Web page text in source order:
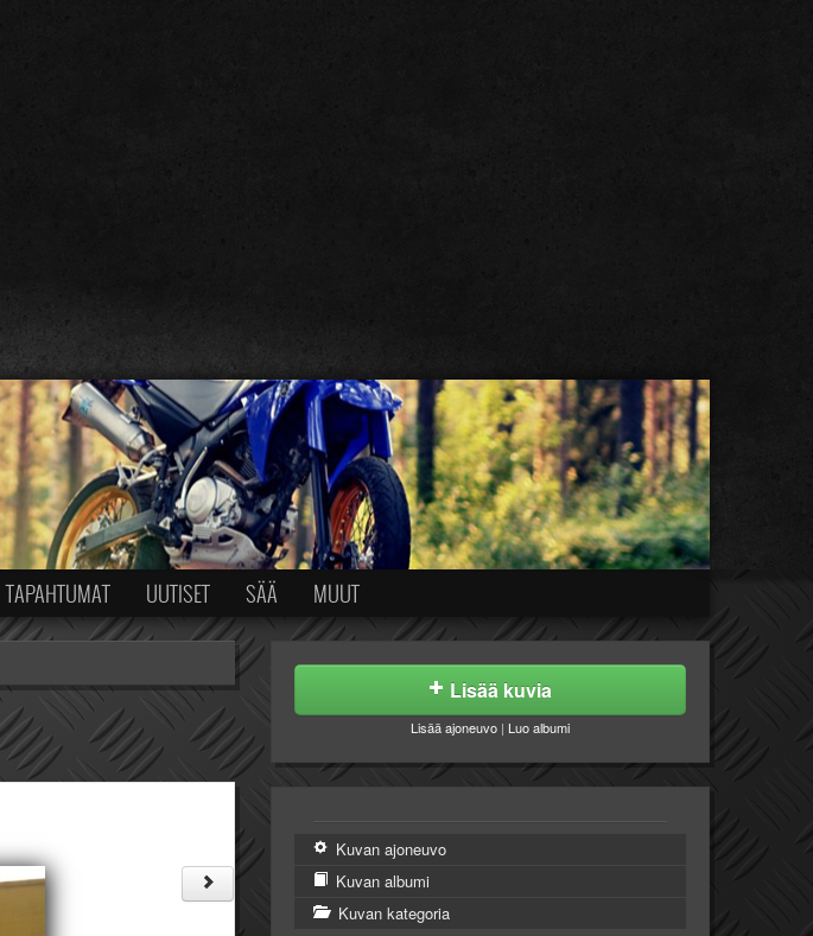
TAPAHTUMAT UUTISET SÄÄ MUUT
Lisää kuvia
Lisää ajoneuvo | Luo albumi
Kuvan ajoneuvo
Kuvan albumi
Kuvan kategoria